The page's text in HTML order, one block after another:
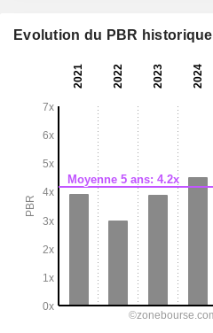
Evolution du PBR historique